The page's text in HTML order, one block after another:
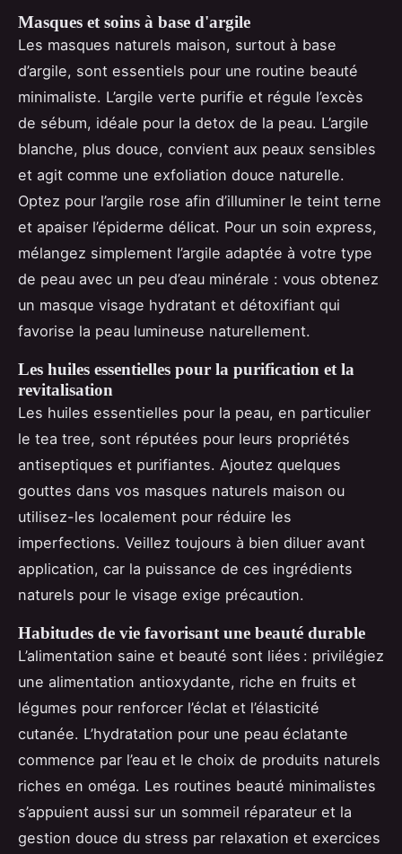
Masques et soins à base d'argile
Les masques naturels maison, surtout à base
d’argile, sont essentiels pour une routine beauté
minimaliste. L’argile verte purifie et régule l’excès
de sébum, idéale pour la detox de la peau. L’argile
blanche, plus douce, convient aux peaux sensibles
et agit comme une exfoliation douce naturelle.
Optez pour l’argile rose afin d’illuminer le teint terne
et apaiser l’épiderme délicat. Pour un soin express,
mélangez simplement l’argile adaptée à votre type
de peau avec un peu d’eau minérale : vous obtenez
un masque visage hydratant et détoxifiant qui
favorise la peau lumineuse naturellement.
Les huiles essentielles pour la purification et la
revitalisation
Les huiles essentielles pour la peau, en particulier
le tea tree, sont réputées pour leurs propriétés
antiseptiques et purifiantes. Ajoutez quelques
gouttes dans vos masques naturels maison ou
utilisez-les localement pour réduire les
imperfections. Veillez toujours à bien diluer avant
application, car la puissance de ces ingrédients
naturels pour le visage exige précaution.
Habitudes de vie favorisant une beauté durable
L’alimentation saine et beauté sont liées : privilégiez
une alimentation antioxydante, riche en fruits et
légumes pour renforcer l’éclat et l’élasticité
cutanée. L’hydratation pour une peau éclatante
commence par l’eau et le choix de produits naturels
riches en oméga. Les routines beauté minimalistes
s’appuient aussi sur un sommeil réparateur et la
gestion douce du stress par relaxation et exercices